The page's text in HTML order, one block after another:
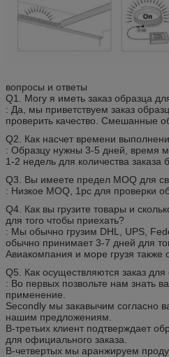
вопросы и ответы
Q1. Могу я иметь заказ образца
: Да, мы приветствуем заказ
проверить качество. Смешанные
Q2. Как насчет времени
: Образцу нужны 3-5 дней, время
1-2 недель для количества заказа
Q3. Вы имеете предел MOQ для
: Низкое MOQ, 1pc для проверки
Q4. Как вы грузите товары и
для того чтобы приехать?
: Мы обычно грузим DHL, UPS,
обычно принимает 3-7 дней для
Авиакомпания и море грузя также
Q5. Как осуществляются заказ для
: Во первых позвольте нам знать
применение.
Secondly мы закавычим согласно
нашим предложениям.
В-третьих клиент подтверждает
для официального заказа.
В-четвертых мы аранжируем